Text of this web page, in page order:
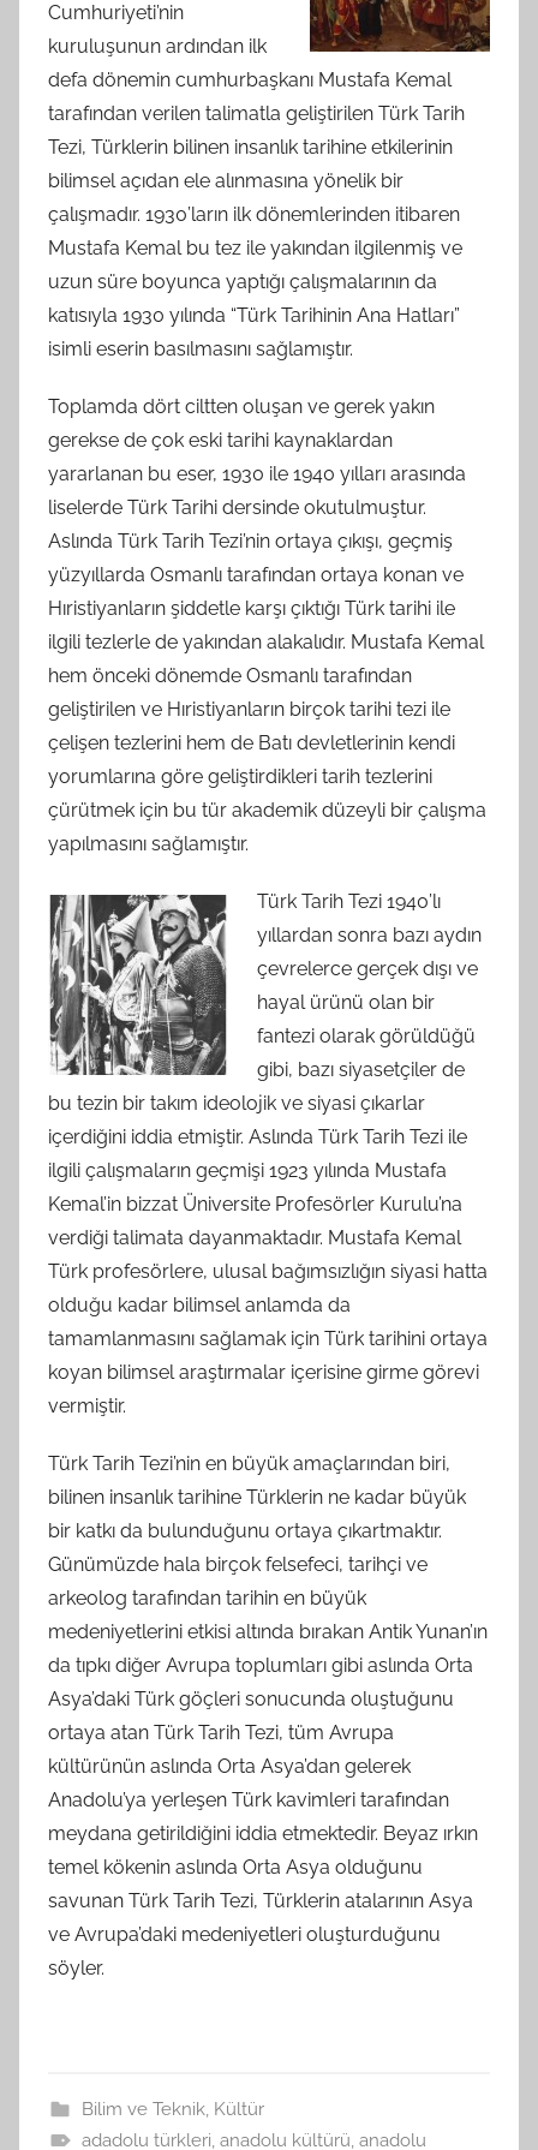
Cumhuriyeti’nin
kuruluşunun ardından ilk
defa dönemin cumhurbaşkanı Mustafa Kemal
tarafından verilen talimatla geliştirilen Türk Tarih
Tezi, Türklerin bilinen insanlık tarihine etkilerinin
bilimsel açıdan ele alınmasına yönelik bir
çalışmadır. 1930’ların ilk dönemlerinden itibaren
Mustafa Kemal bu tez ile yakından ilgilenmiş ve
uzun süre boyunca yaptığı çalışmalarının da
katısıyla 1930 yılında “Türk Tarihinin Ana Hatları”
isimli eserin basılmasını sağlamıştır.
Toplamda dört ciltten oluşan ve gerek yakın
gerekse de çok eski tarihi kaynaklardan
yararlanan bu eser, 1930 ile 1940 yılları arasında
liselerde Türk Tarihi dersinde okutulmuştur.
Aslında Türk Tarih Tezi’nin ortaya çıkışı, geçmiş
yüzyıllarda Osmanlı tarafından ortaya konan ve
Hıristiyanların şiddetle karşı çıktığı Türk tarihi ile
ilgili tezlerle de yakından alakalıdır. Mustafa Kemal
hem önceki dönemde Osmanlı tarafından
geliştirilen ve Hıristiyanların birçok tarihi tezi ile
çelişen tezlerini hem de Batı devletlerinin kendi
yorumlarına göre geliştirdikleri tarih tezlerini
çürütmek için bu tür akademik düzeyli bir çalışma
yapılmasını sağlamıştır.
Türk Tarih Tezi 1940’lı
yıllardan sonra bazı aydın
çevrelerce gerçek dışı ve
hayal ürünü olan bir
fantezi olarak görüldüğü
gibi, bazı siyasetçiler de
bu tezin bir takım ideolojik ve siyasi çıkarlar
içerdiğini iddia etmiştir. Aslında Türk Tarih Tezi ile
ilgili çalışmaların geçmişi 1923 yılında Mustafa
Kemal’in bizzat Üniversite Profesörler Kurulu’na
verdiği talimata dayanmaktadır. Mustafa Kemal
Türk profesörlere, ulusal bağımsızlığın siyasi hatta
olduğu kadar bilimsel anlamda da
tamamlanmasını sağlamak için Türk tarihini ortaya
koyan bilimsel araştırmalar içerisine girme görevi
vermiştir.
Türk Tarih Tezi’nin en büyük amaçlarından biri,
bilinen insanlık tarihine Türklerin ne kadar büyük
bir katkı da bulunduğunu ortaya çıkartmaktır.
Günümüzde hala birçok felsefeci, tarihçi ve
arkeolog tarafından tarihin en büyük
medeniyetlerini etkisi altında bırakan Antik Yunan’ın
da tıpkı diğer Avrupa toplumları gibi aslında Orta
Asya’daki Türk göçleri sonucunda oluştuğunu
ortaya atan Türk Tarih Tezi, tüm Avrupa
kültürünün aslında Orta Asya’dan gelerek
Anadolu’ya yerleşen Türk kavimleri tarafından
meydana getirildiğini iddia etmektedir. Beyaz ırkın
temel kökenin aslında Orta Asya olduğunu
savunan Türk Tarih Tezi, Türklerin atalarının Asya
ve Avrupa’daki medeniyetleri oluşturduğunu
söyler.
Bilim ve Teknik, Kültür
adadolu türkleri, anadolu kültürü, anadolu